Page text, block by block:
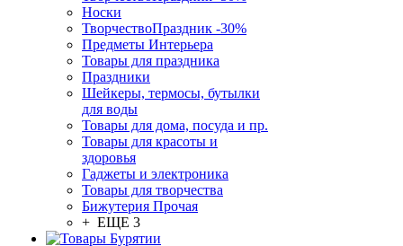
Носки
ТворчествоПраздник -30%
Предметы Интерьера
Товары для праздника
Праздники
Шейкеры, термосы, бутылки
для воды
Товары для дома, посуда и пр.
Товары для красоты и
здоровья
Гаджеты и электроника
Товары для творчества
Бижутерия Прочая
+ ЕЩЕ 3